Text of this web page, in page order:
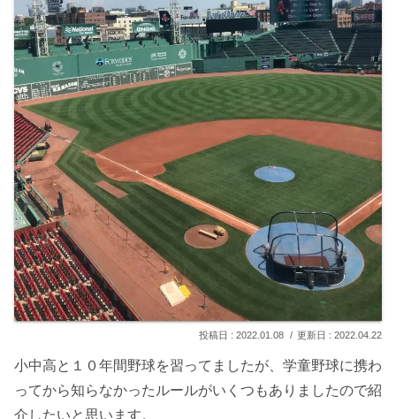
2022.01.08 2022.04.22
小中高と１０年間野球を習ってましたが、学童野球に携わ
ってから知らなかったルールがいくつもありましたので紹
介したいと思います。